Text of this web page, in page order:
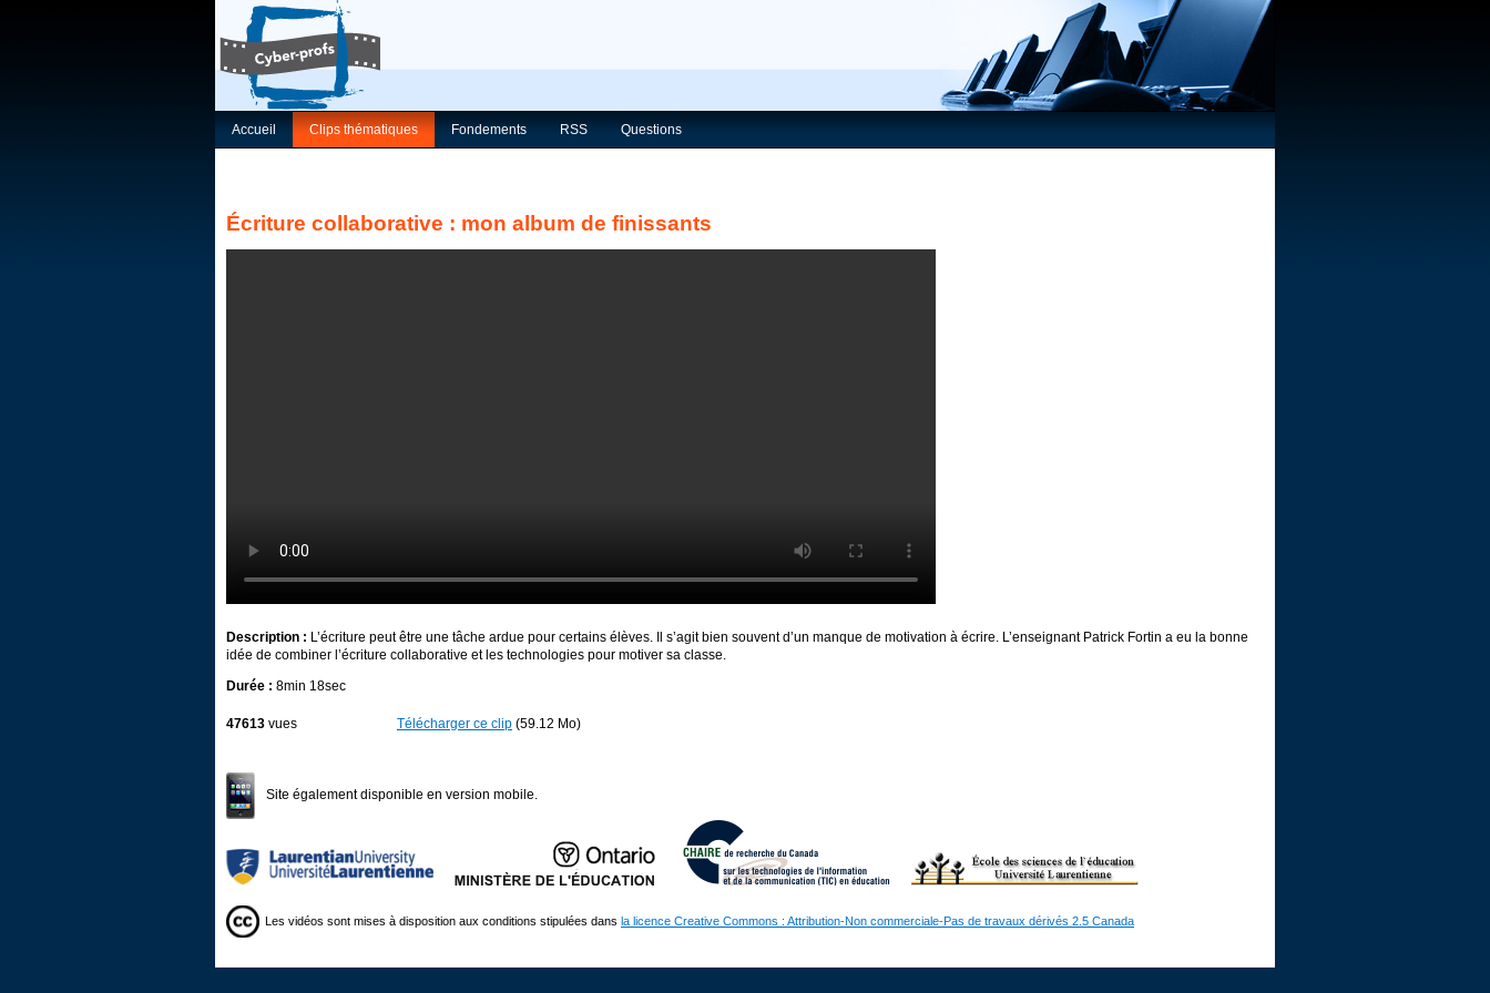
Accueil Clips thématiques Fondements RSS Questions
Écriture collaborative : mon album de finissants
Description : L’écriture peut être une tâche ardue pour certains élèves. Il s’agit bien souvent d’un manque de motivation à écrire. L’enseignant Patrick Fortin a eu la bonne
idée de combiner l’écriture collaborative et les technologies pour motiver sa classe.
Durée : 8min 18sec
47613 vues Télécharger ce clip (59.12 Mo)
Site également disponible en version mobile.
Les vidéos sont mises à disposition aux conditions stipulées dans la licence Creative Commons : Attribution-Non commerciale-Pas de travaux dérivés 2.5 Canada